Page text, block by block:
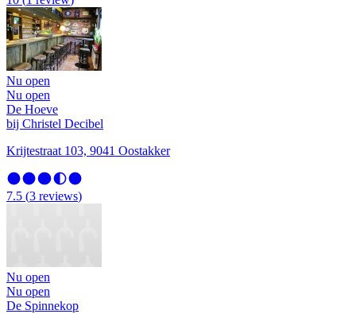
Nu open
Nu open
De Hoeve
bij Christel Decibel
Krijtestraat 103, 9041 Oostakker
7.5 (3 reviews)
Nu open
Nu open
De Spinnekop